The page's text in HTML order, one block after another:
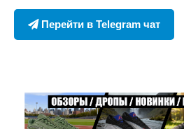
Перейти в Telegram чат